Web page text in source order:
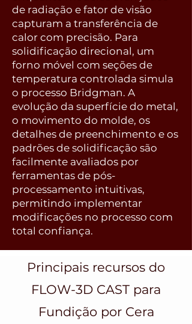
de radiação e fator de visão
capturam a transferência de
calor com precisão. Para
solidificação direcional, um
forno móvel com seções de
temperatura controlada simula
o processo Bridgman. A
evolução da superfície do metal,
o movimento do molde, os
detalhes de preenchimento e os
padrões de solidificação são
facilmente avaliados por
ferramentas de pós-
processamento intuitivas,
permitindo implementar
modificações no processo com
total confiança.
Principais recursos do
FLOW-3D CAST para
Fundição por Cera